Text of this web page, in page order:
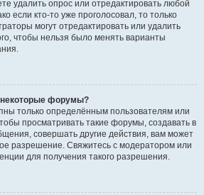
удалить опрос или отредактировать любой
если кто-то уже проголосовал, то только
могут отредактировать или удалить
чтобы нельзя было менять варианты
форумы?
только определённым пользователям или
просматривать такие форумы, создавать в
совершать другие действия, вам может
разрешение. Свяжитесь с модератором или
для получения такого разрешения.